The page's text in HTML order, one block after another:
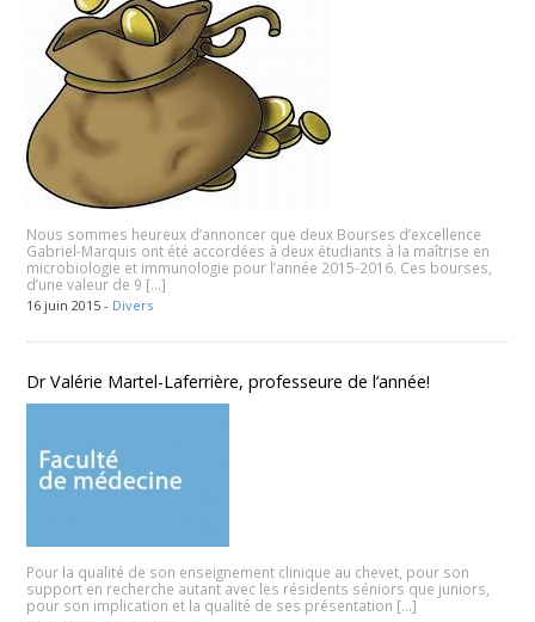
Nous sommes heureux d’annoncer que deux Bourses d’excellence
Gabriel-Marquis ont été accordées à deux étudiants à la maîtrise en
microbiologie et immunologie pour l’année 2015-2016. Ces bourses,
d’une valeur de 9 […]
16 juin 2015 - Divers
Dr Valérie Martel-Laferrière, professeure de l’année!
Pour la qualité de son enseignement clinique au chevet, pour son
support en recherche autant avec les résidents séniors que juniors,
pour son implication et la qualité de ses présentation […]